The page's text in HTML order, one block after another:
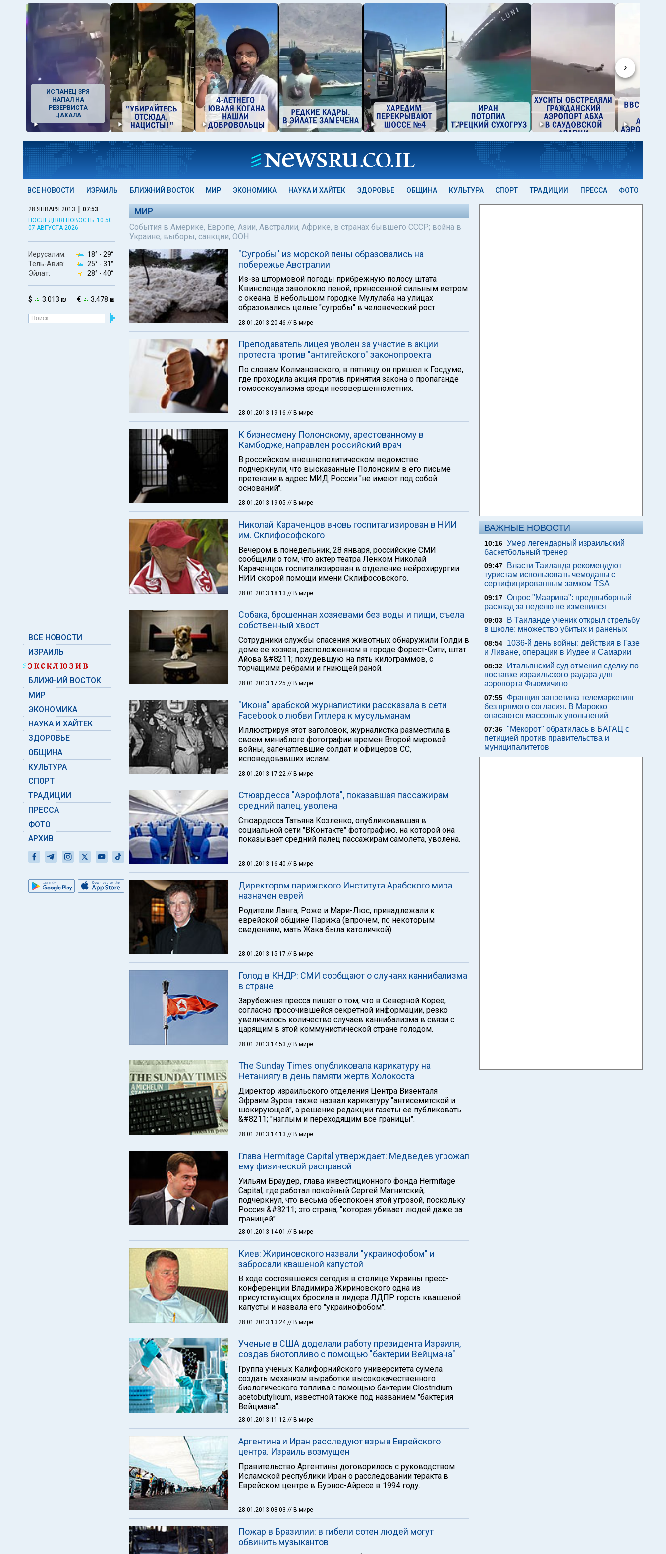
›
ИСПАНЕЦ ЗРЯ
НАПАЛ НА
РЕЗЕРВИСТА
ЦАХАЛА
ВСЕ НОВОСТИ ИЗРАИЛЬ БЛИЖНИЙ ВОСТОК МИР ЭКОНОМИКА НАУКА И ХАЙТЕК ЗДОРОВЬЕ ОБЩИНА КУЛЬТУРА СПОРТ ТРАДИЦИИ ПРЕССА ФОТО
28 ЯНВАРЯ 2013 | 07:53
ПОСЛЕДНЯЯ НОВОСТЬ: 10:50
07 АВГУСТА 2026
Иерусалим: 18° - 29°
Тель-Авив:
25° - 31°
Эйлат:
28° - 40°
$ 3.013 ₪ € 3.478 ₪
ВСЕ НОВОСТИ
ИЗРАИЛЬ
БЛИЖНИЙ ВОСТОК
МИР
ЭКОНОМИКА
НАУКА И ХАЙТЕК
ЗДОРОВЬЕ
ОБЩИНА
КУЛЬТУРА
СПОРТ
ТРАДИЦИИ
ПРЕССА
ФОТО
АРХИВ
МИР
События в Америке, Европе, Азии, Австралии, Африке, в странах бывшего СССР; война в
Украине, выборы, санкции, ООН
"Сугробы" из морской пены образовались на
побережье Австралии
Из-за штормовой погоды прибрежную полосу штата
Квинсленда заволокло пеной, принесенной сильным ветром
с океана. В небольшом городке Мулулаба на улицах
образовались целые "сугробы" в человеческий рост.
28.01.2013 20:46 // В мире
Преподаватель лицея уволен за участие в акции
протеста против "антигейского" законопроекта
По словам Колмановского, в пятницу он пришел к Госдуме,
где проходила акция против принятия закона о пропаганде
гомосексуализма среди несовершеннолетних.
28.01.2013 19:16 // В мире
К бизнесмену Полонскому, арестованному в
Камбодже, направлен российский врач
В российском внешнеполитическом ведомстве
подчеркнули, что высказанные Полонским в его письме
претензии в адрес МИД России "не имеют под собой
оснований".
28.01.2013 19:05 // В мире
Николай Караченцов вновь госпитализирован в НИИ
им. Склифософского
Вечером в понедельник, 28 января, российские СМИ
сообщили о том, что актер театра Ленком Николай
Караченцов госпитализирован в отделение нейрохирургии
НИИ скорой помощи имени Склифосовского.
28.01.2013 18:13 // В мире
Собака, брошенная хозяевами без воды и пищи, съела
собственный хвост
Сотрудники службы спасения животных обнаружили Голди в
доме ее хозяев, расположенном в городе Форест-Сити, штат
Айова &#8211; похудевшую на пять килограммов, с
торчащими ребрами и гниющей раной.
28.01.2013 17:25 // В мире
"Икона" арабской журналистики рассказала в сети
Facebook o любви Гитлера к мусульманам
Иллюстрируя этот заголовок, журналистка разместила в
своем миниблоге фотографии времен Второй мировой
войны, запечатлевшие солдат и офицеров СС,
исповедовавших ислам.
28.01.2013 17:22 // В мире
Стюардесса "Аэрофлота", показавшая пассажирам
средний палец, уволена
Стюардесса Татьяна Козленко, опубликовавшая в
социальной сети "ВКонтакте" фотографию, на которой она
показывает средний палец пассажирам самолета, уволена.
28.01.2013 16:40 // В мире
Директором парижского Института Арабского мира
назначен еврей
Родители Ланга, Роже и Мари-Люс, принадлежали к
еврейской общине Парижа (впрочем, по некоторым
сведениям, мать Жака была католичкой).
28.01.2013 15:17 // В мире
Голод в КНДР: СМИ сообщают о случаях каннибализма
в стране
Зарубежная пресса пишет о том, что в Северной Корее,
согласно просочившейся секретной информации, резко
увеличилось количество случаев каннибализма в связи с
царящим в этой коммунистической стране голодом.
28.01.2013 14:53 // В мире
The Sunday Times опубликовала карикатуру на
Нетаниягу в день памяти жертв Холокоста
Директор израильского отделения Центра Визенталя
Эфраим Зуров также назвал карикатуру "антисемитской и
шокирующей", а решение редакции газеты ее публиковать
&#8211; "наглым и переходящим все границы".
28.01.2013 14:13 // В мире
Глава Hermitage Capital утверждает: Медведев угрожал
ему физической расправой
Уильям Браудер, глава инвестиционного фонда Hermitage
Capital, где работал покойный Сергей Магнитский,
подчеркнул, что весьма обеспокоен этой угрозой, поскольку
Россия &#8211; это страна, "которая убивает людей даже за
границей".
28.01.2013 14:01 // В мире
Киев: Жириновского назвали "украинофобом" и
забросали квашеной капустой
В ходе состоявшейся сегодня в столице Украины пресс-
конференции Владимира Жириновского одна из
присутствующих бросила в лидера ЛДПР горсть квашеной
капусты и назвала его "украинофобом".
28.01.2013 13:24// В мире
Ученые в США доделали работу президента Израиля,
создав биотопливо с помощью "бактерии Вейцмана"
Группа ученых Калифорнийского университета сумела
создать механизм выработки высококачественного
биологического топлива с помощью бактерии Clostridium
acetobutylicum, известной также под названием "бактерия
Вейцмана".
28.01.2013 11:12 // В мире
Аргентина и Иран расследуют взрыв Еврейского
центра. Израиль возмущен
Правительство Аргентины договорилось с руководством
Исламской республики Иран о расследовании теракта в
Еврейском центре в Буэнос-Айресе в 1994 году.
28.01.2013 08:03 // В мире
Пожар в Бразилии: в гибели сотен людей могут
обвинить музыкантов
ВАЖНЫЕ НОВОСТИ
10:16 Умер легендарный израильский
баскетбольный тренер
09:47
Власти Таиланда рекомендуют
туристам использовать чемоданы с
сертифицированным замком TSA
09:17 Опрос "Mаарива": предвыборный
расклад за неделю не изменился
09:03
В Таиланде ученик открыл стрельбу
в школе: множество убитых и раненых
08:54
1036-й день войны: действия в Газе
и Ливане, операции в Иудее и Самарии
08:32
Итальянский суд отменил сделку по
поставке израильского радара для
аэропорта Фьюмичино
07:55
Франция запретила телемаркетинг
без прямого согласия. В Марокко
опасаются массовых увольнений
07:36 "Мекорот" обратилась в БАГАЦ с
петицией против правительства и
муниципалитетов